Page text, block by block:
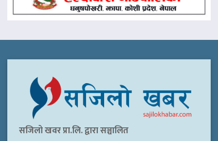
सजिलो खवर प्रा.लि. द्वारा सञ्चालित